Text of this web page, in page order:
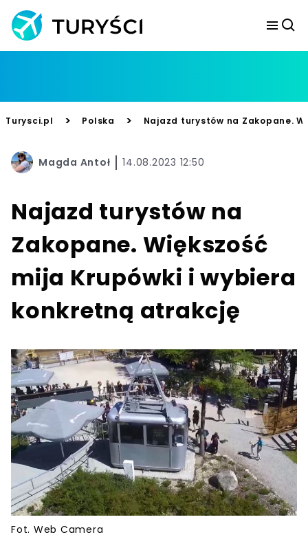
Turysci.pl > Polska > Najazd turystów na Zakopane.
Magda Antoł 14.08.2023 12:50
Najazd turystów na
Zakopane. Większość
mija Krupówki i wybiera
konkretną atrakcję
Fot. Web Camera